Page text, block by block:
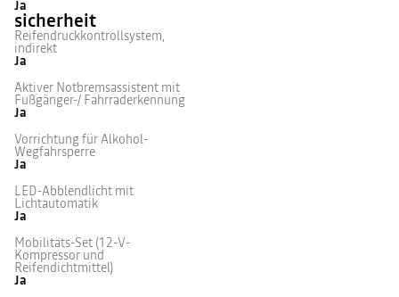
Ja
sicherheit
Reifendruckkontrollsystem,
indirekt
Ja
Aktiver Notbremsassistent mit
Fußgänger-/ Fahrraderkennung
Ja
Vorrichtung für Alkohol-
Wegfahrsperre
Ja
LED-Abblendlicht mit
Lichtautomatik
Ja
Mobilitäts-Set (12-V-
Kompressor und
Reifendichtmittel)
Ja